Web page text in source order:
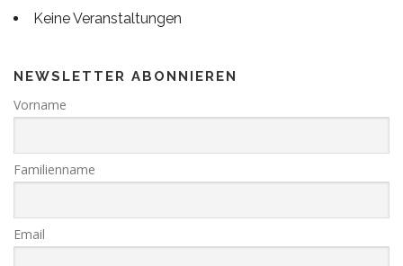
Keine Veranstaltungen
NEWSLETTER ABONNIEREN
Vorname
Familienname
Email